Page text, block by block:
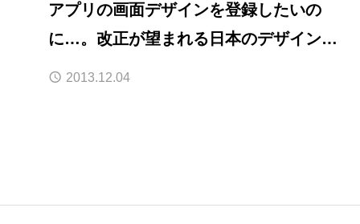
アプリの画面デザインを登録したいの
に…。改正が望まれる日本のデザイン保
護法。
2013.12.04